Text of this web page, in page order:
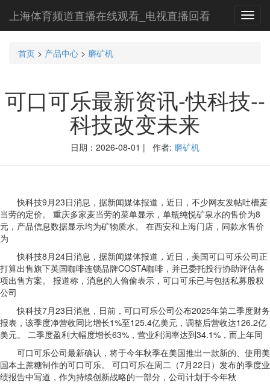
上海体育频道直播在线观看_电视直播回看
首页 > 产品中心 > 磨矿机
可口可乐最新资讯-快科技--
科技改变未来
日期：2026-08-01 | 作者: 磨矿机
快科技9月23日消息，据新闻媒体报道，近日，不少网友发帖吐槽麦
当劳的定价。 重庆多家麦当劳的菜单显示，单瓶纯悦矿泉水的售价为8
元，产品信息数据显示均为矿物质水。 在西安和上海门店，同款水售价
为
快科技8月24日消息，据新闻媒体报道，近日，美国可口可乐公司正
打算出售旗下英国咖啡连锁品牌COSTA咖啡，并已委托投行协助评估各
项出售方案。 报道称，消息的人偷偷表示，可口可乐已与包括私募股权
公司
快科技7月23日消息，日前，可口可乐公司公布2025年第二季度财务
报表，该季度净营收同比增长1%至125.4亿美元，调整后营收达126.2亿
美元。 二季度盈利大幅度增长63%，营业利润率达到34.1%，而上年同
可口可乐公司最新确认，将于今年秋季在美国推出一款新的、使用美
国本土蔗糖制作的可口可乐。 可口可乐在周二（7月22日）发布的季度业
绩报告中写道，作为持续创新战略的一部分，公司计划于今年秋